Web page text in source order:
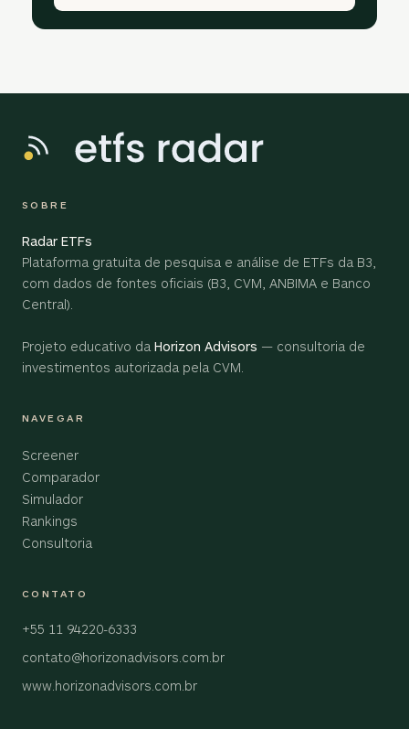
SOBRE
Radar ETFs
Plataforma gratuita de pesquisa e análise de ETFs da B3,
com dados de fontes oficiais (B3, CVM, ANBIMA e Banco
Central).
Projeto educativo da Horizon Advisors — consultoria de
investimentos autorizada pela CVM.
NAVEGAR
Screener
Comparador
Simulador
Rankings
Consultoria
CONTATO
+55 11 94220-6333
contato@horizonadvisors.com.br
www.horizonadvisors.com.br